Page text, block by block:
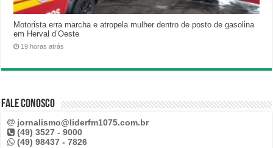
Motorista erra marcha e atropela mulher dentro de posto de gasolina
em Herval d’Oeste
19 horas atrás
Fale Conosco
jornalismo@liderfm1075.com.br
(49) 3527 - 9000
(49) 98437 - 7826